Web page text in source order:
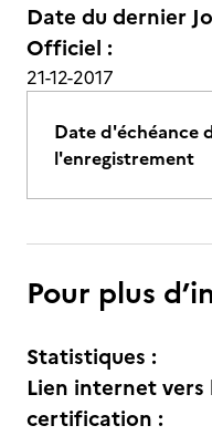
Date du dernier
Officiel :
21-12-2017
Date d'échéance
l'enregistrement
Pour plus
Statistiques :
Lien internet
certification :